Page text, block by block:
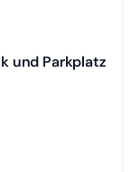
und Parkplatz